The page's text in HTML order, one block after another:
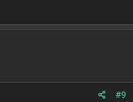
#9